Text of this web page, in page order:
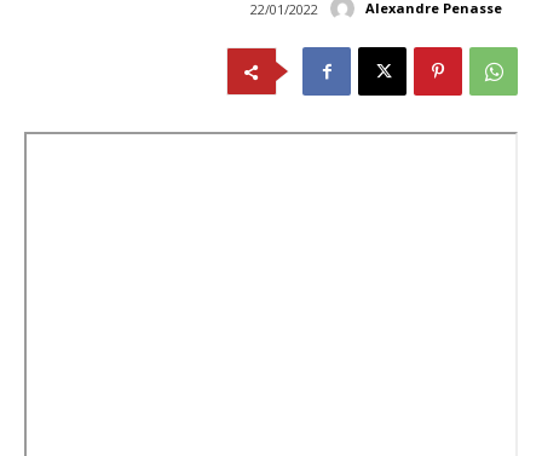
Alexandre Penasse
22/01/2022